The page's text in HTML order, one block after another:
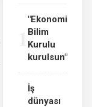
"Ekonomi
Bilim
Kurulu
kurulsun"
İş
dünyası